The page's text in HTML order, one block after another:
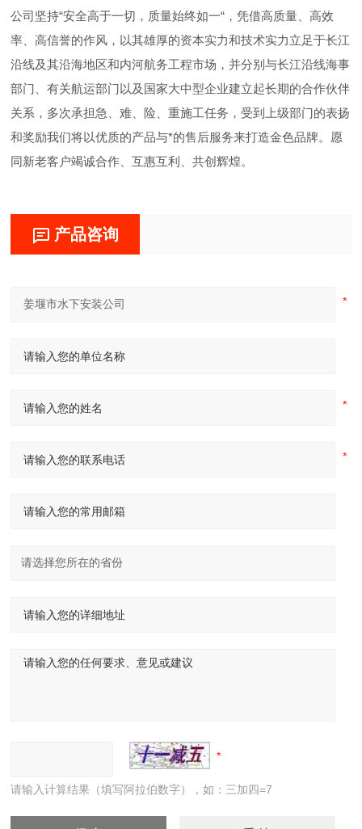
公司坚持“安全高于一切，质量始终如一“，凭借高质量、高效
率、高信誉的作风，以其雄厚的资本实力和技术实力立足于长江
沿线及其沿海地区和内河航务工程市场，并分别与长江沿线海事
部门、有关航运部门以及国家大中型企业建立起长期的合作伙伴
关系，多次承担急、难、险、重施工任务，受到上级部门的表扬
和奖励我们将以优质的产品与*的售后服务来打造金色品牌。愿
同新老客户竭诚合作、互惠互利、共创辉煌。
产品咨询
请输入计算结果（填写阿拉伯数字），如：三加四=7